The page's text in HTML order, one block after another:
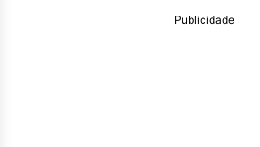
Publicidade